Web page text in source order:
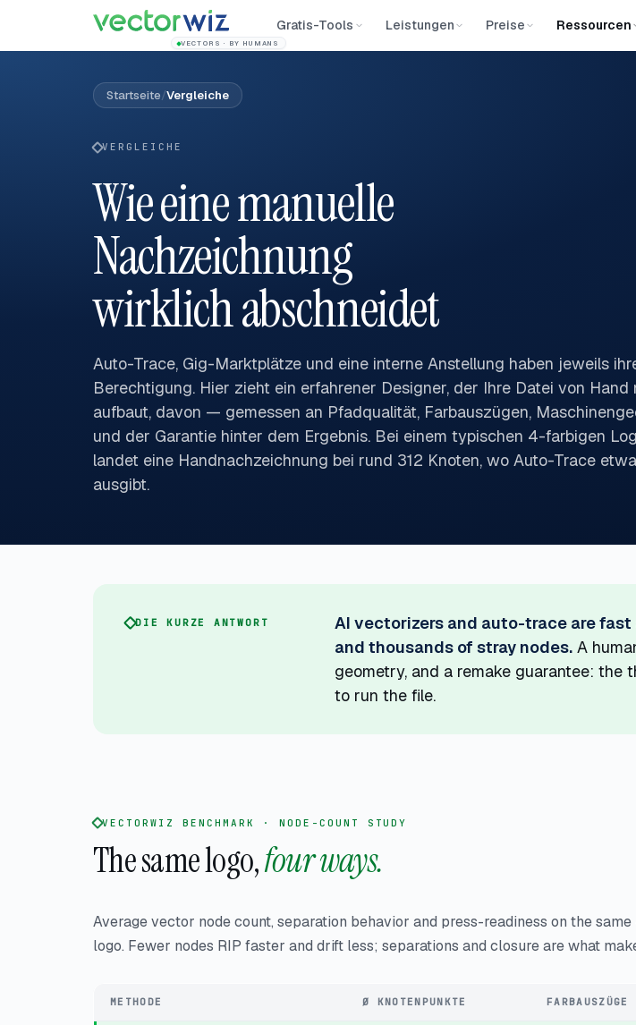
VECTORS · BY HUMANS
Gratis-Tools Leistungen Preise Ressourcen
Startseite/Vergleiche
VERGLEICHE
Wie eine manuelle
Nachzeichnung
wirklich abschneidet
Auto-Trace, Gig-Marktplätze und eine interne Anstellung haben jeweils
Berechtigung. Hier zieht ein erfahrener Designer, der Ihre Datei von Hand
aufbaut, davon — gemessen an Pfadqualität, Farbauszügen,
und der Garantie hinter dem Ergebnis. Bei einem typischen 4-farbigen
landet eine Handnachzeichnung bei rund 312 Knoten, wo Auto-Trace
ausgibt.
DIE KURZE ANTWORT
AI vectorizers and auto-trace are
and thousands of stray nodes. A
geometry, and a remake guarantee: the
to run the file.
VECTORWIZ BENCHMARK · NODE-COUNT STUDY
The same logo,four ways.
Average vector node count, separation behavior and press-readiness on the
logo. Fewer nodes RIP faster and drift less; separations and closure are what
METHODE Ø KNOTENPUNKTE FARBAUSZÜGE